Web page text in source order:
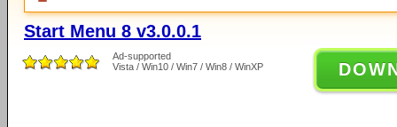
Start Menu 8 v3.0.0.1
Ad-supported
Vista / Win10 / Win7 / Win8 / WinXP